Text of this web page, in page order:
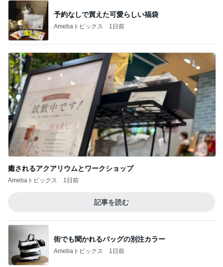
癒されるアクアリウムとワークショップ
Amebaトピックス 1日前
記事を読む
Amebaトピックス 1日前
假屋崎 軽井沢の別荘で元祖くず餅
Amebaトピックス 9時間前